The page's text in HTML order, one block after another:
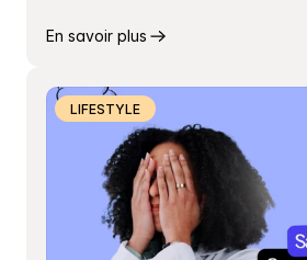
En savoir plus
LIFESTYLE